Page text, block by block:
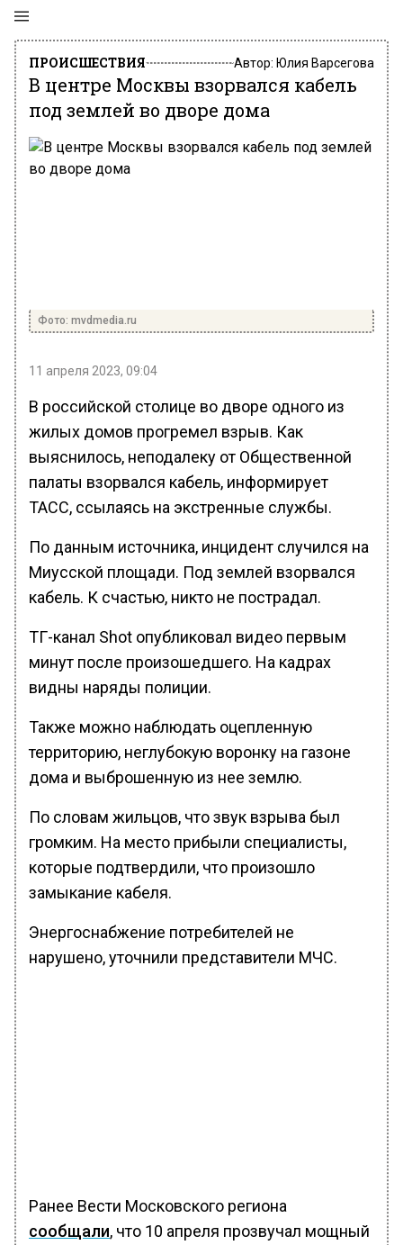
ПРОИСШЕСТВИЯ Автор: Юлия Варсегова
В центре Москвы взорвался кабель
под землей во дворе дома
Фото: mvdmedia.ru
11 апреля 2023, 09:04
В российской столице во дворе одного из
жилых домов прогремел взрыв. Как
выяснилось, неподалеку от Общественной
палаты взорвался кабель, информирует
ТАСС, ссылаясь на экстренные службы.
По данным источника, инцидент случился на
Миусской площади. Под землей взорвался
кабель. К счастью, никто не пострадал.
ТГ-канал Shot опубликовал видео первым
минут после произошедшего. На кадрах
видны наряды полиции.
Также можно наблюдать оцепленную
территорию, неглубокую воронку на газоне
дома и выброшенную из нее землю.
По словам жильцов, что звук взрыва был
громким. На место прибыли специалисты,
которые подтвердили, что произошло
замыкание кабеля.
Энергоснабжение потребителей не
нарушено, уточнили представители МЧС.
Ранее Вести Московского региона
сообщали, что 10 апреля прозвучал мощный